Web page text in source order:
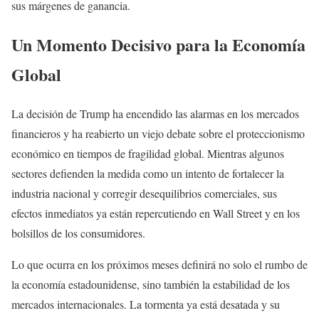
sus márgenes de ganancia.
Un Momento Decisivo para la Economía
Global
La decisión de Trump ha encendido las alarmas en los mercados
financieros y ha reabierto un viejo debate sobre el proteccionismo
económico en tiempos de fragilidad global. Mientras algunos
sectores defienden la medida como un intento de fortalecer la
industria nacional y corregir desequilibrios comerciales, sus
efectos inmediatos ya están repercutiendo en Wall Street y en los
bolsillos de los consumidores.
Lo que ocurra en los próximos meses definirá no solo el rumbo de
la economía estadounidense, sino también la estabilidad de los
mercados internacionales. La tormenta ya está desatada y su